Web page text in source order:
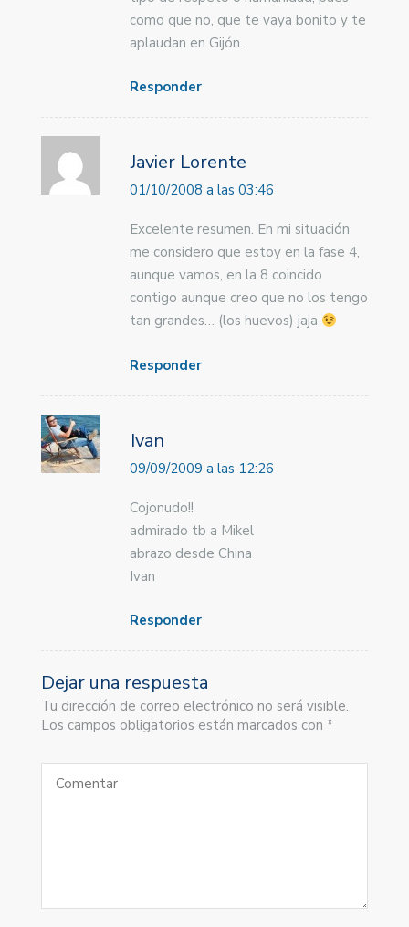
como que no, que te vaya bonito y te
aplaudan en Gijón.
Responder
Javier Lorente
01/10/2008 a las 03:46
Excelente resumen. En mi situación
me considero que estoy en la fase 4,
aunque vamos, en la 8 coincido
contigo aunque creo que no los tengo
tan grandes… (los huevos) jaja
Responder
Ivan
09/09/2009 a las 12:26
Cojonudo!!
admirado tb a Mikel
abrazo desde China
Ivan
Responder
Dejar una respuesta
Tu dirección de correo electrónico no será visible.
Los campos obligatorios están marcados con *